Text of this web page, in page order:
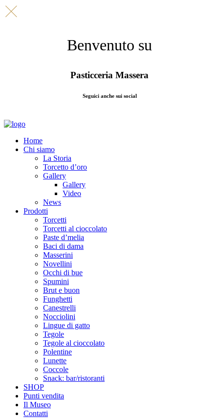
Benvenuto su
Pasticceria Massera
Seguici anche sui social
Home
Chi siamo
La Storia
Torcetto d’oro
Gallery
Gallery
Video
News
Prodotti
Torcetti
Torcetti al cioccolato
Paste d’melia
Baci di dama
Masserini
Novellini
Occhi di bue
Spumini
Brut e buon
Funghetti
Canestrelli
Nocciolini
Lingue di gatto
Tegole
Tegole al cioccolato
Polentine
Lunette
Coccole
Snack: bar/ristoranti
SHOP
Punti vendita
Il Museo
Contatti